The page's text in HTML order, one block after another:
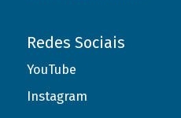
Redes Sociais
YouTube
Instagram